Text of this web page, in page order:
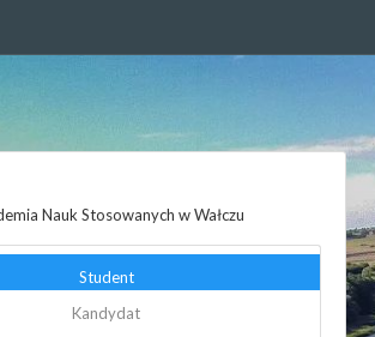
Nauk Stosowanych w Wałczu
Student
Kandydat